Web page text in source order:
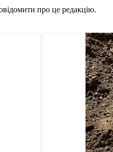
про це редакцію.